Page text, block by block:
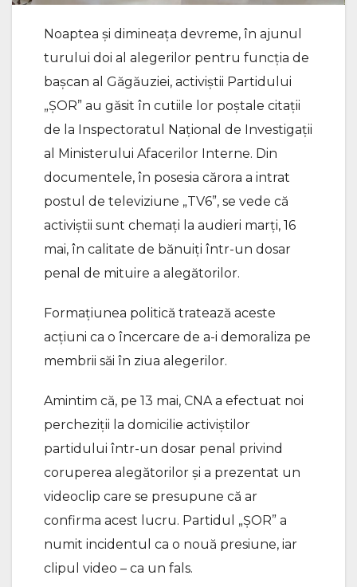
Noaptea și dimineața devreme, în ajunul
turului doi al alegerilor pentru funcția de
bașcan al Găgăuziei, activiștii Partidului
„ȘOR” au găsit în cutiile lor poștale citații
de la Inspectoratul Național de Investigații
al Ministerului Afacerilor Interne. Din
documentele, în posesia cărora a intrat
postul de televiziune „TV6”, se vede că
activiştii sunt chemaţi la audieri marţi, 16
mai, în calitate de bănuiți într-un dosar
penal de mituire a alegătorilor.
Formațiunea politică tratează aceste
acțiuni ca o încercare de a-i demoraliza pe
membrii săi în ziua alegerilor.
Amintim că, pe 13 mai, CNA a efectuat noi
percheziții la domicilie activiștilor
partidului într-un dosar penal privind
coruperea alegătorilor și a prezentat un
videoclip care se presupune că ar
confirma acest lucru. Partidul „ȘOR” a
numit incidentul ca o nouă presiune, iar
clipul video – ca un fals.